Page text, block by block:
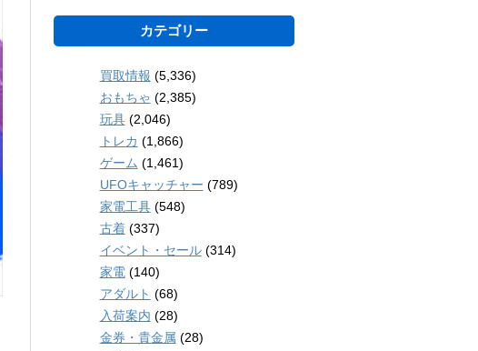
カテゴリー
買取情報 (5,336)
おもちゃ (2,385)
玩具(2,046)
トレカ (1,866)
ゲーム (1,461)
UFOキャッチャー (789)
家電工具(548)
古着(337)
イベント・セール(314)
家電(140)
アダルト (68)
入荷案内 (28)
金券・貴金属 (28)